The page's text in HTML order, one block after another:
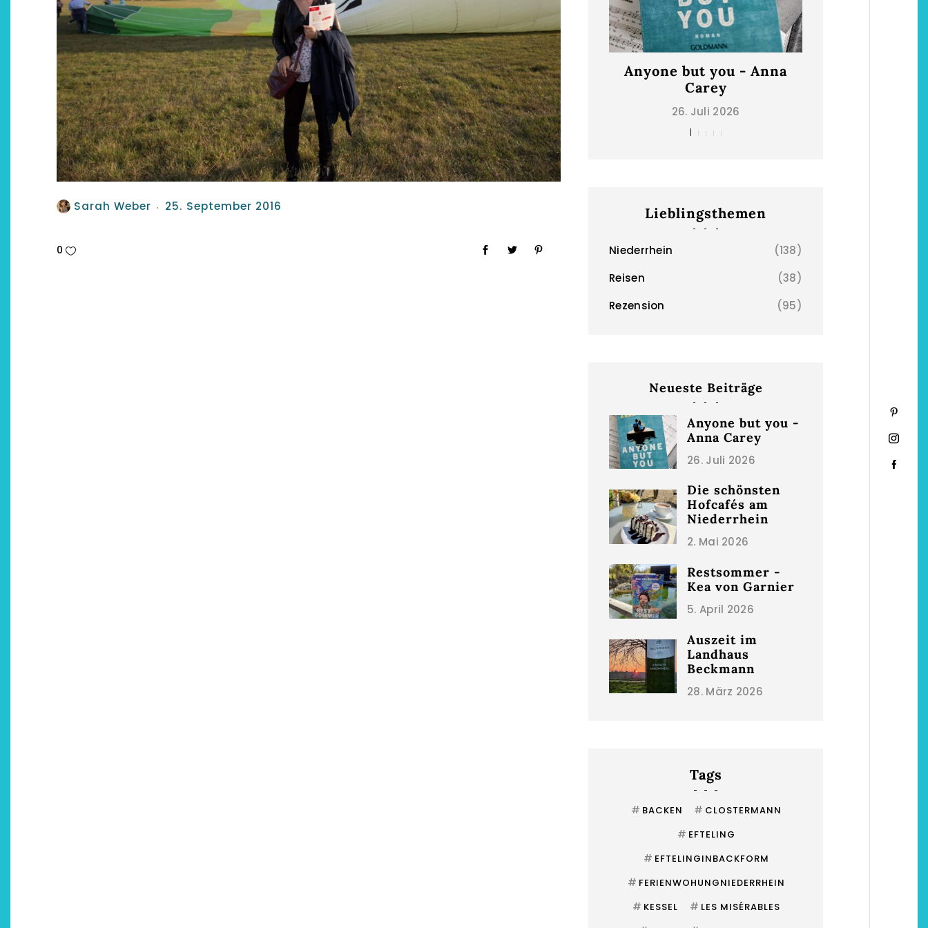
2. Mai 2026
Restsommer - Kea von
Garnier
5. April 2026
Auszeit im Landhaus
Beckmann
28. März 2026
Anyone but you - Anna
Carey
26. Juli 2026
Lieblingsthemen
Niederrhein
(138)
Reisen
(38)
Rezension
(95)
Neueste Beiträge
Anyone but you -
Anna Carey
26. Juli 2026
Die schönsten
Hofcafés am
Niederrhein
2. Mai 2026
Restsommer -
Kea von Garnier
5. April 2026
Auszeit im
Landhaus
Beckmann
28. März 2026
Tags
# BACKEN # CLOSTERMANN
# EFTELING
# EFTELINGINBACKFORM
# FERIENWOHUNGNIEDERRHEIN
# KESSEL # LES MISÉRABLES
Sarah Weber 25. September 2016
0